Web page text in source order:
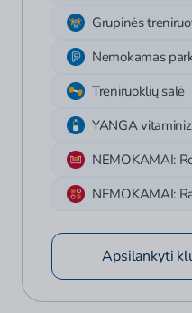
Grupinės
Nemokamas
Treniruoklių salė
YANGA
NEMOKAMAI:
NEMOKAMAI:
Apsilankyti